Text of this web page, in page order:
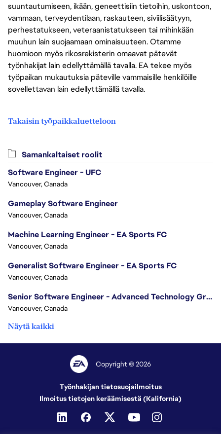
suuntautumiseen, ikään, geneettisiin tietoihin, uskontoon,
vammaan, terveydentilaan, raskauteen, siviilisäätyyn,
perhestatukseen, veteraanistatukseen tai mihinkään
muuhun lain suojaamaan ominaisuuteen. Otamme
huomioon myös rikosrekisterin omaavat pätevät
työnhakijat lain edellyttämällä tavalla. EA tekee myös
työpaikan mukautuksia päteville vammaisille henkilöille
sovellettavan lain edellyttämällä tavalla.
Takaisin työpaikkaluetteloon
Samankaltaiset roolit
Software Engineer - UFC
Vancouver, Canada
Gameplay Software Engineer
Vancouver, Canada
Machine Learning Engineer - EA Sports FC
Vancouver, Canada
Generalist Software Engineer - EA Sports FC
Vancouver, Canada
Senior Software Engineer - Advanced Technology Group
Vancouver, Canada
Näytä kaikki
Copyright © 2026
Työnhakijan tietosuojailmoitus
Ilmoitus tietojen keräämisestä (Kalifornia)